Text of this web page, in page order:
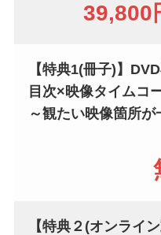
39,800
【特典1(冊子) 】
目次×映像タイムコ
～観たい映像箇所が
【特典２ (オンライ